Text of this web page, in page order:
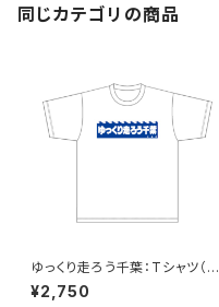
同じカテゴリの商品
ゆっくり走ろう千葉：Tシャツ（W
hite）A
¥2,750